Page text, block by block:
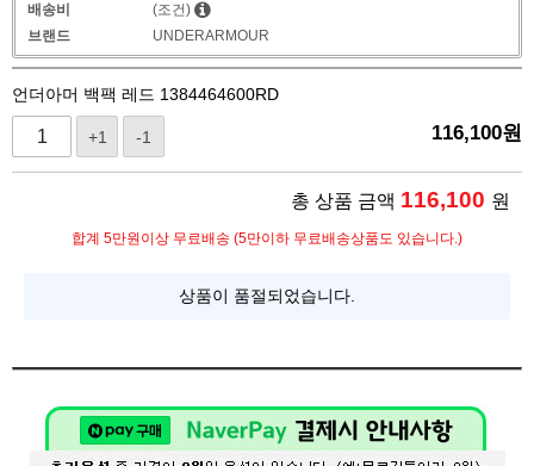
배송비
(조건)
브랜드
UNDERARMOUR
언더아머 백팩 레드 1384464600RD
+1 -1 116,100원
총 상품 금액 116,100 원
합계 5만원이상 무료배송 (5만이하 무료배송상품도 있습니다.)
상품이 품절되었습니다.